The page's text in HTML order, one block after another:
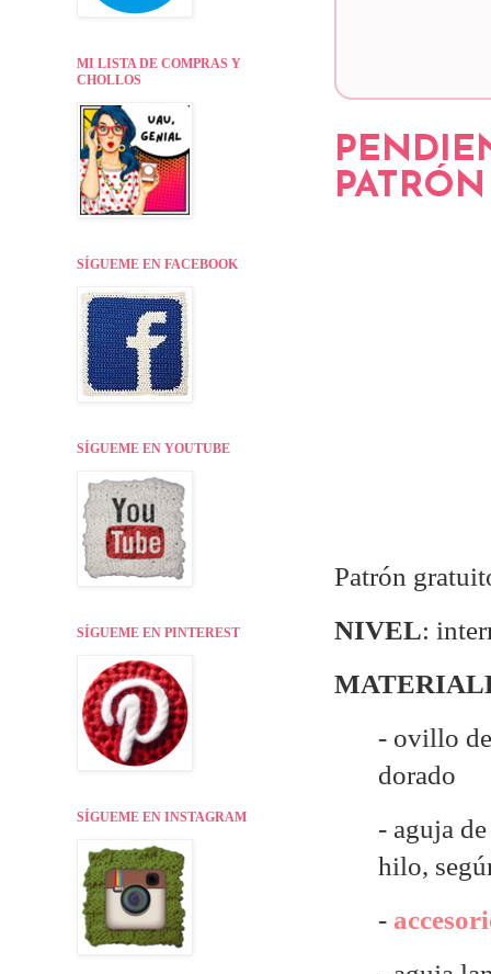
Patrón
NIVEL:
- ovillo
dorado
- aguja
hilo,
-
MI LISTA DE COMPRAS Y
CHOLLOS
SÍGUEME EN FACEBOOK
SÍGUEME EN YOUTUBE
SÍGUEME EN PINTEREST
SÍGUEME EN INSTAGRAM